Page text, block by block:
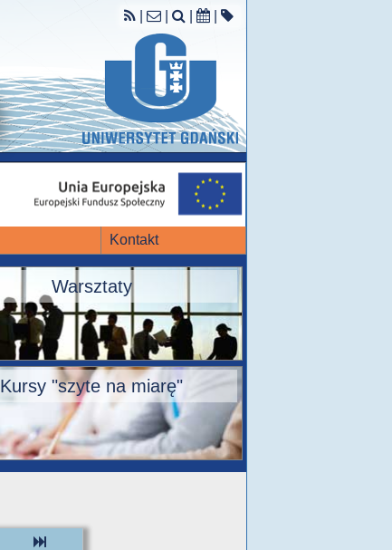
Kontakt
Warsztaty
Kursy "szyte na miarę"